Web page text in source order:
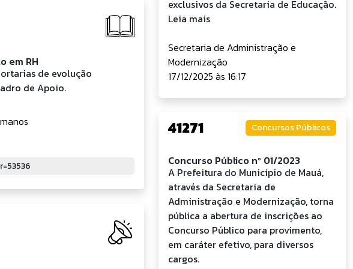
em RH
de evolução
de Apoio.
exclusivos da Secretaria de Educação.
Leia mais
Secretaria de Administração e
Modernização
17/12/2025 às 16:17
41271 Concursos Públicos
Concurso Público nº 01/2023
A Prefeitura do Município de Mauá,
através da Secretaria de
Administração e Modernização, torna
pública a abertura de inscrições ao
Concurso Público para provimento,
em caráter efetivo, para diversos
cargos.